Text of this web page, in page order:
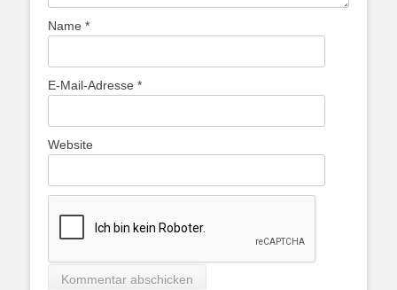
Name *
E-Mail-Adresse *
Website